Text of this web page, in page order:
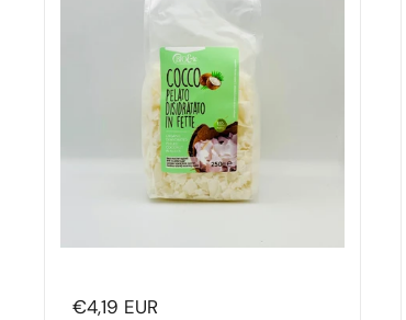
Prezzo di listino
€4,19 EUR